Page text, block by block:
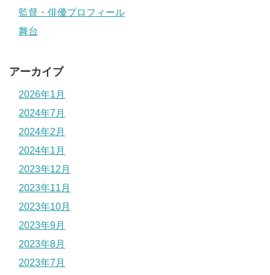
監督・俳優プロフィール
舞台
アーカイブ
2026年1月
2024年7月
2024年2月
2024年1月
2023年12月
2023年11月
2023年10月
2023年9月
2023年8月
2023年7月